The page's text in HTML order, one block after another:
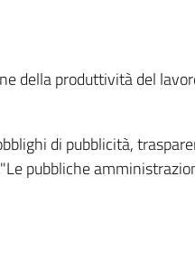
della produttività del
di pubblicità,
pubbliche